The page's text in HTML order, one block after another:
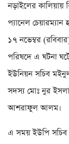
নড়াইলের কালিয়ায়
প্যানেল
১৭ নভেম্বর
পরিষদে এ ঘটনা
ইউনিয়ন সচিব
সদস্য মোঃ নুর
আশরাফুল আলম।
এ সময় ইউপি